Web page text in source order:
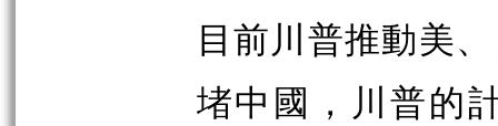
目前川普推動美
堵中國，川普的